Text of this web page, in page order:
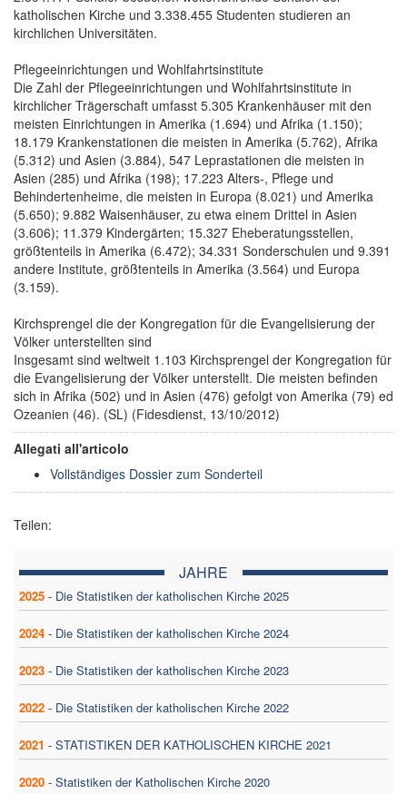
katholischen Kirche und 3.338.455 Studenten studieren an
kirchlichen Universitäten.
Pflegeeinrichtungen und Wohlfahrtsinstitute
Die Zahl der Pflegeeinrichtungen und Wohlfahrtsinstitute in
kirchlicher Trägerschaft umfasst 5.305 Krankenhäuser mit den
meisten Einrichtungen in Amerika (1.694) und Afrika (1.150);
18.179 Krankenstationen die meisten in Amerika (5.762), Afrika
(5.312) und Asien (3.884), 547 Leprastationen die meisten in
Asien (285) und Afrika (198); 17.223 Alters-, Pflege und
Behindertenheime, die meisten in Europa (8.021) und Amerika
(5.650); 9.882 Waisenhäuser, zu etwa einem Drittel in Asien
(3.606); 11.379 Kindergärten; 15.327 Eheberatungsstellen,
größtenteils in Amerika (6.472); 34.331 Sonderschulen und 9.391
andere Institute, größtenteils in Amerika (3.564) und Europa
(3.159).
Kirchsprengel die der Kongregation für die Evangelisierung der
Völker unterstellten sind
Insgesamt sind weltweit 1.103 Kirchsprengel der Kongregation für
die Evangelisierung der Völker unterstellt. Die meisten befinden
sich in Afrika (502) und in Asien (476) gefolgt von Amerika (79) ed
Ozeanien (46). (SL) (Fidesdienst, 13/10/2012)
Allegati all'articolo
Vollständiges Dossier zum Sonderteil
Teilen:
JAHRE
2025 - Die Statistiken der katholischen Kirche 2025
2024 - Die Statistiken der katholischen Kirche 2024
2023 - Die Statistiken der katholischen Kirche 2023
2022 - Die Statistiken der katholischen Kirche 2022
2021 - STATISTIKEN DER KATHOLISCHEN KIRCHE 2021
2020 - Statistiken der Katholischen Kirche 2020